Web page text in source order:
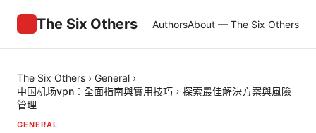
The Six Others AuthorsAbout — The Six Others
The Six Others › General ›
中国机场vpn：全面指南與實用技巧，探索最佳解決方案與風險
管理
GENERAL